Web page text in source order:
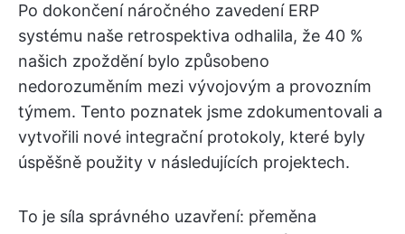
Po dokončení náročného zavedení ERP
systému naše retrospektiva odhalila, že 40 %
našich zpoždění bylo způsobeno
nedorozuměním mezi vývojovým a provozním
týmem. Tento poznatek jsme zdokumentovali a
vytvořili nové integrační protokoly, které byly
úspěšně použity v následujících projektech.
To je síla správného uzavření: přeměna